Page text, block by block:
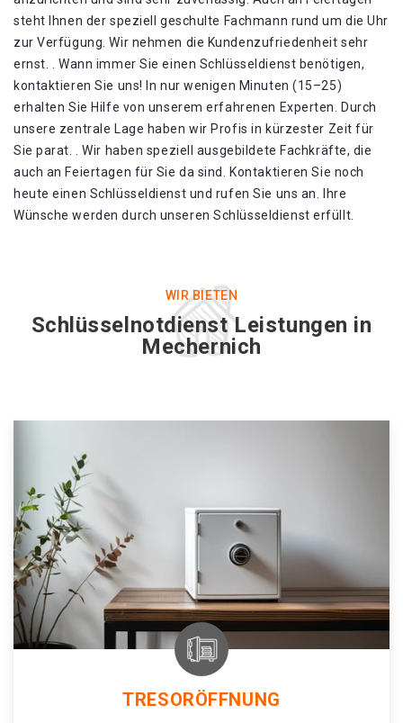
steht Ihnen der speziell geschulte Fachmann rund um die Uhr
zur Verfügung. Wir nehmen die Kundenzufriedenheit sehr
ernst. . Wann immer Sie einen Schlüsseldienst benötigen,
kontaktieren Sie uns! In nur wenigen Minuten (15–25)
erhalten Sie Hilfe von unserem erfahrenen Experten. Durch
unsere zentrale Lage haben wir Profis in kürzester Zeit für
Sie parat. . Wir haben speziell ausgebildete Fachkräfte, die
auch an Feiertagen für Sie da sind. Kontaktieren Sie noch
heute einen Schlüsseldienst und rufen Sie uns an. Ihre
Wünsche werden durch unseren Schlüsseldienst erfüllt.
WIR BIETEN
Schlüsselnotdienst Leistungen in
Mechernich
TRESORÖFFNUNG